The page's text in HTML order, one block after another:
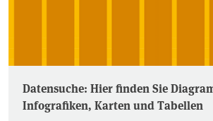
Datensuche: Hier finden Sie
Infografiken, Karten und Tabellen